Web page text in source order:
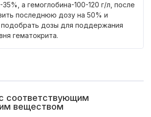
а гемоглобина-100-120 г/л, после
последнюю дозу на 50% и
подобрать дозы для поддержания
гематокрита.
соответствующим
веществом